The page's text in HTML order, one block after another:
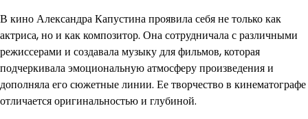
В кино Александра Капустина проявила себя не только как
актриса, но и как композитор. Она сотрудничала с различными
режиссерами и создавала музыку для фильмов, которая
подчеркивала эмоциональную атмосферу произведения и
дополняла его сюжетные линии. Ее творчество в кинематографе
отличается оригинальностью и глубиной.